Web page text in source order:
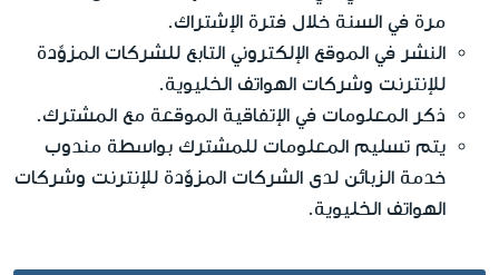
مرة في السنة خلال فترة الإشتراك.
النشر في الموقع الإلكتروني التابع للشركات المزوِّدة
للإنترنت وشركات الهواتف الخليوية.
ذكر المعلومات في الإتفاقية الموقعة مع المشترك.
يتم تسليم المعلومات للمشترك بواسطة مندوب
خدمة الزبائن لدى الشركات المزوِّدة للإنترنت وشركات
الهواتف الخليوية.